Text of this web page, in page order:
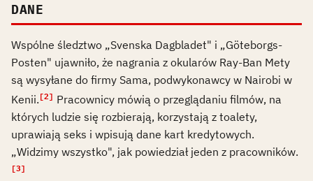
DANE
Wspólne śledztwo „Svenska Dagbladet" i „Göteborgs-
Posten" ujawniło, że nagrania z okularów Ray-Ban Mety
są wysyłane do firmy Sama, podwykonawcy w Nairobi w
Kenii. [2] Pracownicy mówią o przeglądaniu filmów, na
których ludzie się rozbierają, korzystają z toalety,
uprawiają seks i wpisują dane kart kredytowych.
„Widzimy wszystko", jak powiedział jeden z pracowników.
[3]